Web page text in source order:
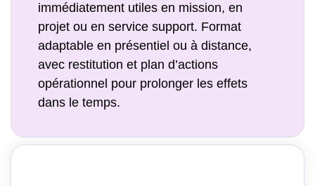
immédiatement utiles en mission, en
projet ou en service support. Format
adaptable en présentiel ou à distance,
avec restitution et plan d’actions
opérationnel pour prolonger les effets
dans le temps.